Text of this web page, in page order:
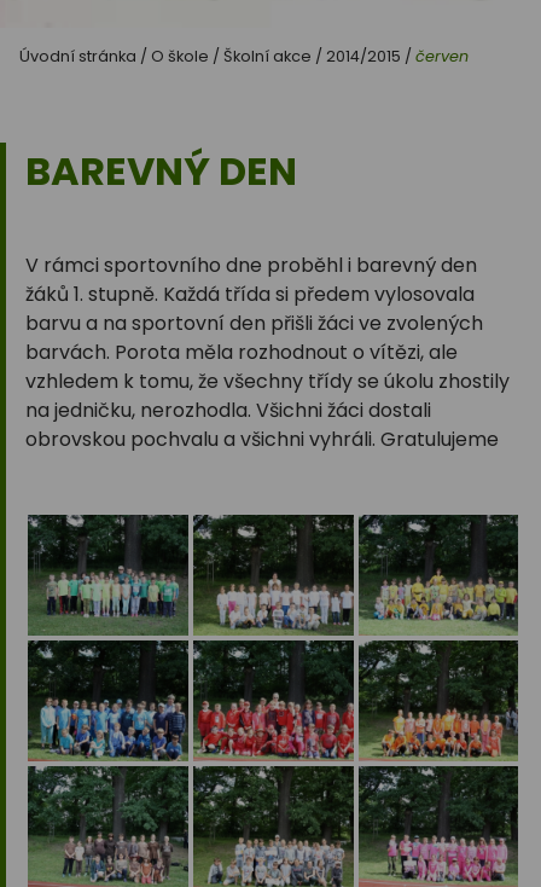
Úvodní stránka / O škole / Školní akce / 2014/2015 / červen
BAREVNÝ DEN
V rámci sportovního dne proběhl i barevný den
žáků 1. stupně. Každá třída si předem vylosovala
barvu a na sportovní den přišli žáci ve zvolených
barvách. Porota měla rozhodnout o vítězi, ale
vzhledem k tomu, že všechny třídy se úkolu zhostily
na jedničku, nerozhodla. Všichni žáci dostali
obrovskou pochvalu a všichni vyhráli. Gratulujeme